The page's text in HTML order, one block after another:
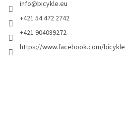
info@bicykle.eu
+421 54 472 2742
+421 904089272
https://www.facebook.com/bicykle